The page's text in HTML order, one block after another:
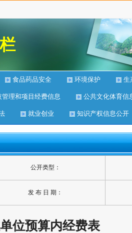
食品药品安全 环境保护 生
管理和项目经费信息 公共文化体育信
就业创业 知识产权信息公开
公开类型：
发 布 日 期：
位预算内经费表